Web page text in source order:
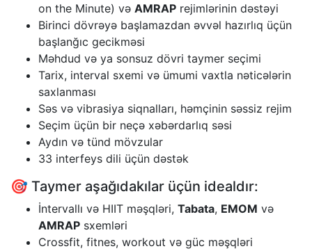
on the Minute) və AMRAP rejimlərinin dəstəyi
Birinci dövrəyə başlamazdan əvvəl hazırlıq üçün
başlanğıc gecikməsi
Məhdud və ya sonsuz dövri taymer seçimi
Tarix, interval sxemi və ümumi vaxtla nəticələrin
saxlanması
Səs və vibrasiya siqnalları, həmçinin səssiz rejim
Seçim üçün bir neçə xəbərdarlıq səsi
Aydın və tünd mövzular
33 interfeys dili üçün dəstək
🎯 Taymer aşağıdakılar üçün idealdır:
İntervallı və HIIT məşqləri, Tabata, EMOM və
AMRAP sxemləri
Crossfit, fitnes, workout və güc məşqləri